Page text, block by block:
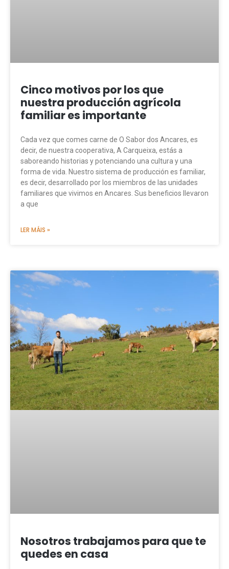
Cinco motivos por los que
nuestra producción agrícola
familiar es importante
Cada vez que comes carne de O Sabor dos Ancares, es
decir, de nuestra cooperativa, A Carqueixa, estás a
saboreando historias y potenciando una cultura y una
forma de vida. Nuestro sistema de producción es familiar,
es decir, desarrollado por los miembros de las unidades
familiares que vivimos en Ancares. Sus beneficios llevaron
a que
LER MÁIS »
Nosotros trabajamos para que te
quedes en casa